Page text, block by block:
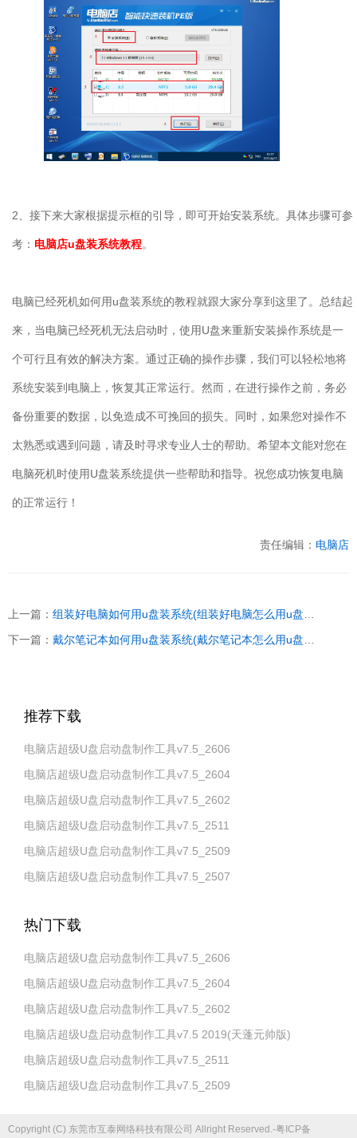
2、接下来大家根据提示框的引导，即可开始安装系统。具体步骤可参
考： 电脑店u盘装系统教程。
电脑已经死机如何用u盘装系统的教程就跟大家分享到这里了。总结起
来，当电脑已经死机无法启动时，使用U盘来重新安装操作系统是一
个可行且有效的解决方案。通过正确的操作步骤，我们可以轻松地将
系统安装到电脑上，恢复其正常运行。然而，在进行操作之前，务必
备份重要的数据，以免造成不可挽回的损失。同时，如果您对操作不
太熟悉或遇到问题，请及时寻求专业人士的帮助。希望本文能对您在
电脑死机时使用U盘装系统提供一些帮助和指导。祝您成功恢复电脑
的正常运行！
责任编辑： 电脑店
上一篇： 组装好电脑如何用u盘装系统(组装好电脑怎么用u盘装系统)
下一篇： 戴尔笔记本如何用u盘装系统(戴尔笔记本怎么用u盘装系统)
推荐下载
电脑店超级U盘启动盘制作工具v7.5_2606
电脑店超级U盘启动盘制作工具v7.5_2604
电脑店超级U盘启动盘制作工具v7.5_2602
电脑店超级U盘启动盘制作工具v7.5_2511
电脑店超级U盘启动盘制作工具v7.5_2509
电脑店超级U盘启动盘制作工具v7.5_2507
热门下载
电脑店超级U盘启动盘制作工具v7.5_2606
电脑店超级U盘启动盘制作工具v7.5_2604
电脑店超级U盘启动盘制作工具v7.5_2602
电脑店超级U盘启动盘制作工具v7.5 2019(天蓬元帅版)
电脑店超级U盘启动盘制作工具v7.5_2511
电脑店超级U盘启动盘制作工具v7.5_2509
Copyright (C) 东莞市互泰网络科技有限公司 Allright Reserved.-粤ICP备